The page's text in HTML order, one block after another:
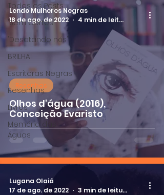
Todos os Posts
'Sem Cortes'
'Desatando nós'
BRILHA!
Escritoras Negras
Resenhas
Livros
Memória das
Águas
Olhos d'água (2016),
Conceição Evaristo
Resenhas
Lendo Mulheres Negras
18 de ago. de 2022
4 min de leitura
Lugana Olaiá
17 de ago. de 2022
3 min de leitura